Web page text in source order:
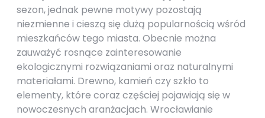
sezon, jednak pewne motywy pozostają
niezmienne i cieszą się dużą popularnością wśród
mieszkańców tego miasta. Obecnie można
zauważyć rosnące zainteresowanie
ekologicznymi rozwiązaniami oraz naturalnymi
materiałami. Drewno, kamień czy szkło to
elementy, które coraz częściej pojawiają się w
nowoczesnych aranżacjach. Wrocławianie